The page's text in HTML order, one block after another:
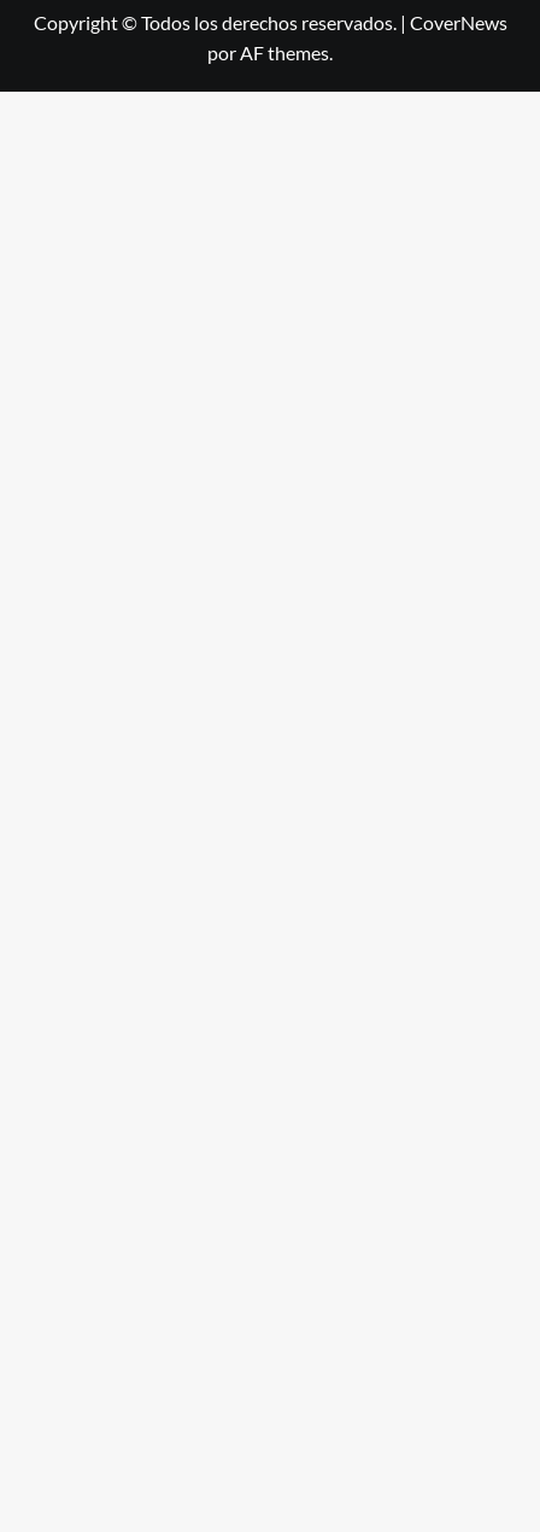
Copyright © Todos los derechos reservados. | CoverNews
por AF themes.